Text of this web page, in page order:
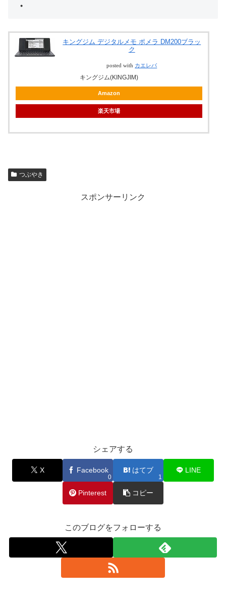
・
キングジム デジタルメモ ポメラ DM200ブラッ
ク
posted with カエレバ
キングジム(KINGJIM)
Amazon
楽天市場
つぶやき
スポンサーリンク
シェアする
X Facebook
0
はてブ
1
LINE
Pinterest コピー
このブログをフォローする